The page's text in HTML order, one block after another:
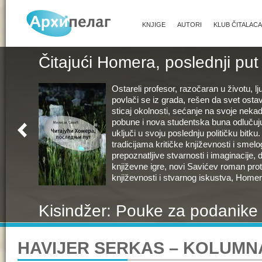
KLUB ČITALACA
AUTORI
KNJIGE
Čitajući Homera, poslednji put
Ostareli profesor, razočaran u životu,
povlači se iz grada, rešen da svet
sticaj okolnosti, sećanje na svoje
pobune i nova studentska buna
uključi u svoju poslednju političku
tradicijama kritičke književnosti i
prepoznatljive stvarnosti i imaginacije,
književne igre, novi Savićev roman
književnosti i stvarnog iskustva,
Kisindžer: Pouke za
Kisindžera, najznačajnijeg diplomate
Kisindžerova politička i intelektualna
HAVIJER SERKAS –